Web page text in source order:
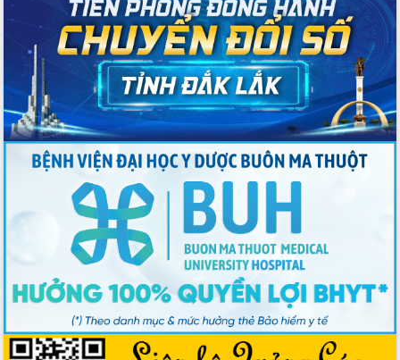
Đắk Lắk sẵn sàng các điều kiện cho
Ngày hội bầu cử đại biểu Quốc hội
khóa XVI và HĐND các cấp nhiệm kỳ
2026-2031
Đảm bảo cuộc bầu cử đại biểu Quốc
hội và đại biểu HĐND các cấp diễn ra
an toàn, hiệu quả, đúng quy định
Thủ tướng Chính phủ Phạm Minh Chính
án cao tốc và thăm khu tái định cư tại
Đắk Lắk
Sôi nổi Hội đua ngựa truyền thống Gò
Thì Thùng mừng Xuân Bính Ngọ 2026
Lãnh đạo tỉnh dâng hương tưởng niệm
tại Đập Đồng Cam đầu Xuân Bính Ngọ
Ngành nông nghiệp phấn đấu tăng
trưởng đạt 5,86% trong năm 2026
UBND tỉnh Đắk Lắk triển khai công tác